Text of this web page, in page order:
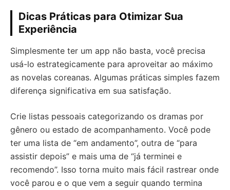
Dicas Práticas para Otimizar Sua
Experiência
Simplesmente ter um app não basta, você precisa
usá-lo estrategicamente para aproveitar ao máximo
as novelas coreanas. Algumas práticas simples fazem
diferença significativa em sua satisfação.
Crie listas pessoais categorizando os dramas por
gênero ou estado de acompanhamento. Você pode
ter uma lista de “em andamento”, outra de “para
assistir depois” e mais uma de “já terminei e
recomendo”. Isso torna muito mais fácil rastrear onde
você parou e o que vem a seguir quando termina